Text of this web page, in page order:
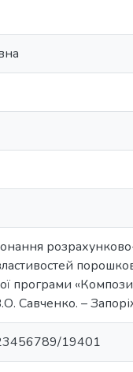
програми
Савченко. –
19401